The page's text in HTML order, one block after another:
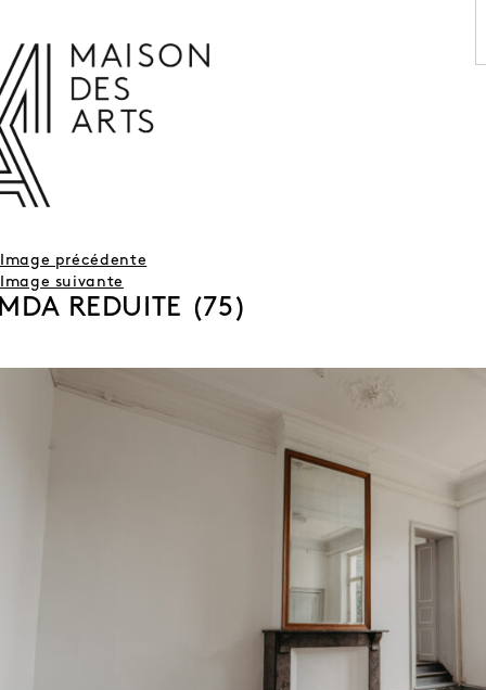
LA MAISON DES ARTS
LOCATIONS
PRESSE
PARTENAIRES
INFOS PRATIQUES
HORAIRES ET ADRESSE
ÉQUIPE ET CONTACTS
Image précédente
Image suivante
REDUITE (75)